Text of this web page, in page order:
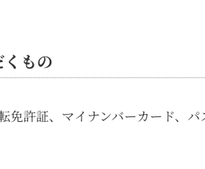
もの
免許証、マイナンバーカード、